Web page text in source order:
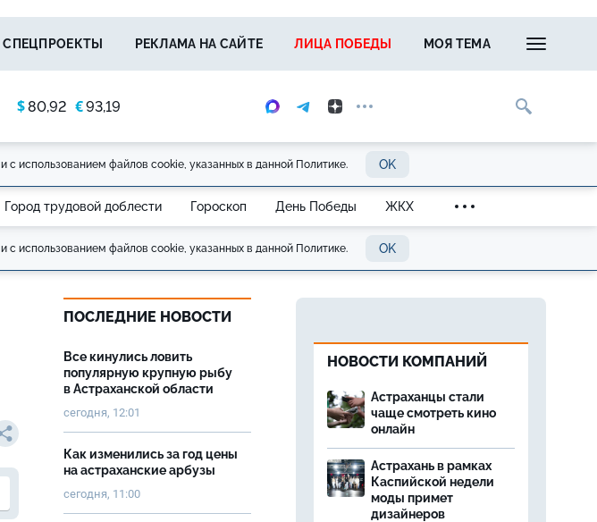
$80,92 €93,19
СПЕЦПРОЕКТЫ РЕКЛАМА НА САЙТЕ ЛИЦА ПОБЕДЫ МОЯ ТЕМА
и с использованием файлов cookie, указанных в данной Политике. OK
Город трудовой доблести Гороскоп День Победы ЖКХ
и с использованием файлов cookie, указанных в данной Политике. OK
ПОСЛЕДНИЕ НОВОСТИ
Все кинулись ловить
популярную крупную рыбу
в Астраханской области
сегодня, 12:01
Как изменились за год цены
на астраханские арбузы
сегодня, 11:00
НОВОСТИ КОМПАНИЙ
Астраханцы стали
чаще смотреть кино
онлайн
Астрахань в рамках
Каспийской недели
моды примет
дизайнеров